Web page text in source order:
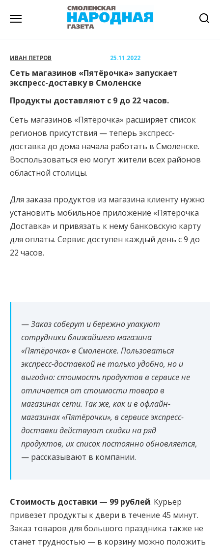
ИВАН ПЕТРОВ 25.11.2022
Сеть магазинов «Пятёрочка» запускает
экспресс-доставку в Смоленске
Продукты доставляют с 9 до 22 часов.
Сеть магазинов «Пятёрочка» расширяет список
регионов присутствия — теперь экспресс-
доставка до дома начала работать в Смоленске.
Воспользоваться ею могут жители всех районов
областной столицы.
Для заказа продуктов из магазина клиенту нужно
установить мобильное приложение «Пятёрочка
Доставка» и привязать к нему банковскую карту
для оплаты. Сервис доступен каждый день с 9 до
22 часов.
—Заказ соберут и бережно упакуют
сотрудники ближайшего магазина
«Пятёрочка» в Смоленске. Пользоваться
экспресс-доставкой не только удобно, но и
выгодно: стоимость продуктов в сервисе не
отличается от стоимости товара в
магазинах сети. Так же, как и в офлайн-
магазинах «Пятёрочки», в сервисе экспресс-
доставки действуют скидки на ряд
продуктов, их список постоянно обновляется,
— рассказывают в компании.
Стоимость доставки — 99 рублей. Курьер
привезет продукты к двери в течение 45 минут.
Заказ товаров для большого праздника также не
станет трудностью — в корзину можно положить